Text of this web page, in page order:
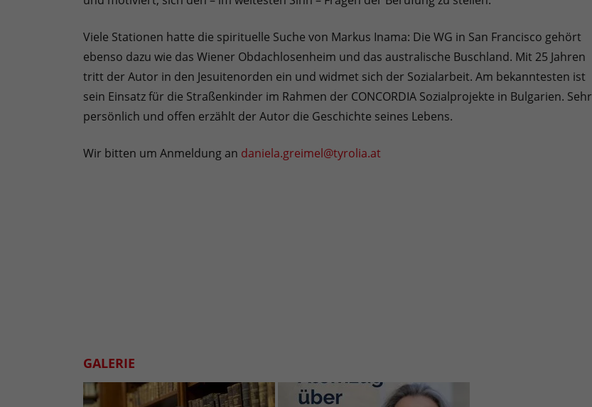
Viele Stationen hatte die spirituelle Suche von Markus Inama: Die WG in San Francisco gehört
ebenso dazu wie das Wiener Obdachlosenheim und das australische Buschland. Mit 25 Jahren
tritt der Autor in den Jesuitenorden ein und widmet sich der Sozialarbeit. Am bekanntesten ist
sein Einsatz für die Straßenkinder im Rahmen der CONCORDIA Sozialprojekte in Bulgarien. Sehr
persönlich und offen erzählt der Autor die Geschichte seines Lebens.
Wir bitten um Anmeldung an daniela.greimel@tyrolia.at
GALERIE